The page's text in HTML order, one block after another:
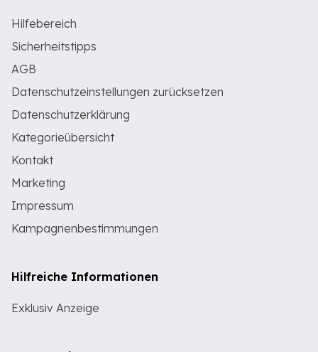
Hilfebereich
Sicherheitstipps
AGB
Datenschutzeinstellungen zurücksetzen
Datenschutzerklärung
Kategorieübersicht
Kontakt
Marketing
Impressum
Kampagnenbestimmungen
Hilfreiche Informationen
Exklusiv Anzeige